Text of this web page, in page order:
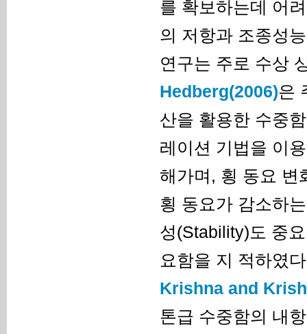
를 확보하는데 어
의 저항과 조종성
연구는 주로 수상
Hedberg(2006)은
산을 활용한 수중
레이션 기법을 이
해가며, 횡 동요 변
횡 동요가 감소하
성(Stability)도 중
요함을 지 적하였
Krishna and
톤급 수중함의 내